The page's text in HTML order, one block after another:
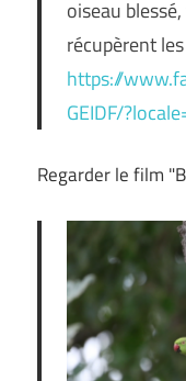
oiseau
récupèrent
https://
GEIDF/
Regarder le film